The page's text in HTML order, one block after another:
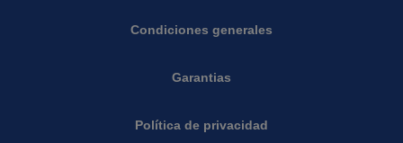
Condiciones generales
Garantias
Política de privacidad